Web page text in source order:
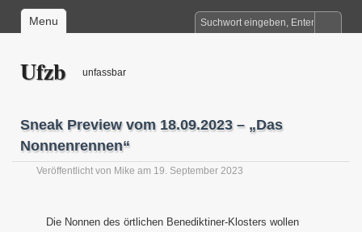
Menu
Ufzb unfassbar
Sneak Preview vom 18.09.2023 – „Das
Nonnenrennen“
Veröffentlicht von Mike am 19. September 2023
Die Nonnen des örtlichen Benediktiner-Klosters wollen